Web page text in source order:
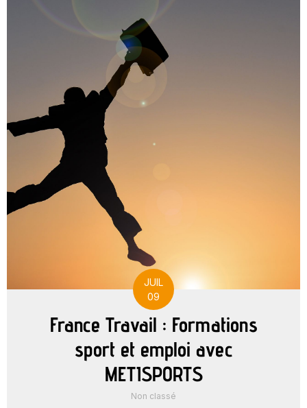
JUIL
09
France Travail : Formations
sport et emploi avec
METISPORTS
Non classé